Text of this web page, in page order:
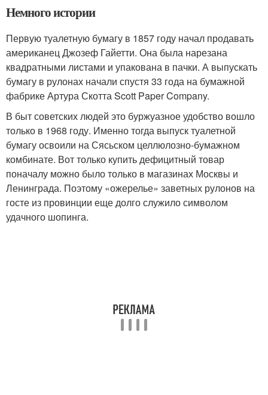
Немного истории
Первую туалетную бумагу в 1857 году начал продавать
американец Джозеф Гайетти. Она была нарезана
квадратными листами и упакована в пачки. А выпускать
бумагу в рулонах начали спустя 33 года на бумажной
фабрике Артура Скотта Scott Paper Company.
В быт советских людей это буржуазное удобство вошло
только в 1968 году. Именно тогда выпуск туалетной
бумагу освоили на Сясьском целлюлозно-бумажном
комбинате. Вот только купить дефицитный товар
поначалу можно было только в магазинах Москвы и
Ленинграда. Поэтому «ожерелье» заветных рулонов на
госте из провинции еще долго служило символом
удачного шопинга.